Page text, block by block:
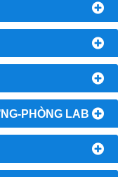
PHÒNG LAB